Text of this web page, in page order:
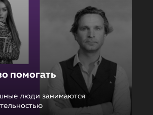
помогать
люди занимаются